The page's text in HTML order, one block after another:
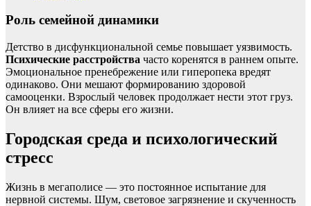
Роль семейной динамики
Детство в дисфункциональной семье повышает уязвимость.
Психические расстройства часто коренятся в раннем опыте.
Эмоциональное пренебрежение или гиперопека вредят
одинаково. Они мешают формированию здоровой
самооценки. Взрослый человек продолжает нести этот груз.
Он влияет на все сферы его жизни.
Городская среда и психологический
стресс
Жизнь в мегаполисе — это постоянное испытание для
нервной системы. Шум, световое загрязнение и скученность